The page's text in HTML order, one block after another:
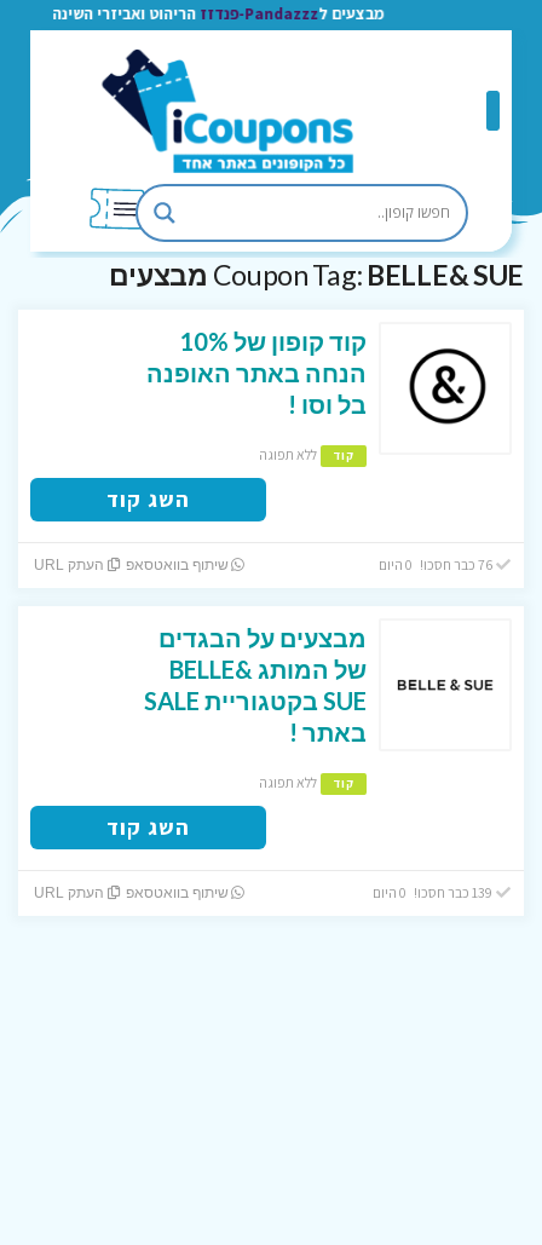
מבצעים ל Pandazzz-פנדזז הריהוט ואביזרי השינה
Coupon Tag: BELLE& SUE מבצעים
קוד קופון של 10%
הנחה באתר האופנה
בל וסו !
קוד ללא תפוגה
השג קוד
76 כבר חסכו! 0 היום שיתוף בוואטסאפ העתק URL
מבצעים על הבגדים
של המותג BELLE&
SUE בקטגוריית SALE
באתר !
קוד ללא תפוגה
השג קוד
שיתוף בוואטסאפ העתק URL